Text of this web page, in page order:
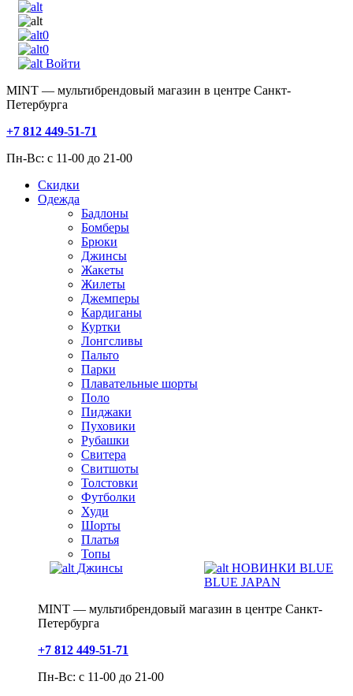
0
0
Войти
MINT — мультибрендовый магазин в центре Санкт-
Петербурга
+7 812 449-51-71
Пн-Вс: с 11-00 до 21-00
Скидки
Одежда
Бадлоны
Бомберы
Брюки
Джинсы
Жакеты
Жилеты
Джемперы
Кардиганы
Куртки
Лонгсливы
Пальто
Парки
Плавательные шорты
Поло
Пиджаки
Пуховики
Рубашки
Свитера
Свитшоты
Толстовки
Футболки
Худи
Шорты
Платья
Топы
Джинсы
НОВИНКИ BLUE
BLUE JAPAN
MINT — мультибрендовый магазин в центре Санкт-
Петербурга
+7 812 449-51-71
Пн-Вс: с 11-00 до 21-00